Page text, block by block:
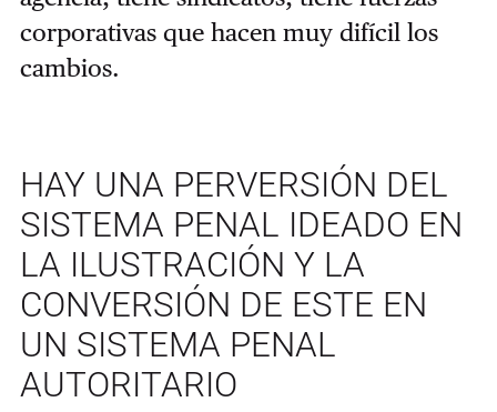
corporativas que hacen muy difícil los
cambios.
HAY UNA PERVERSIÓN DEL
SISTEMA PENAL IDEADO EN
LA ILUSTRACIÓN Y LA
CONVERSIÓN DE ESTE EN
UN SISTEMA PENAL
AUTORITARIO